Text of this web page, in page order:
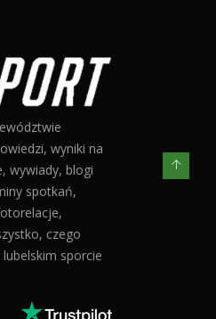
wyniki na
wywiady, blogi
spotkań,
czego
sporcie